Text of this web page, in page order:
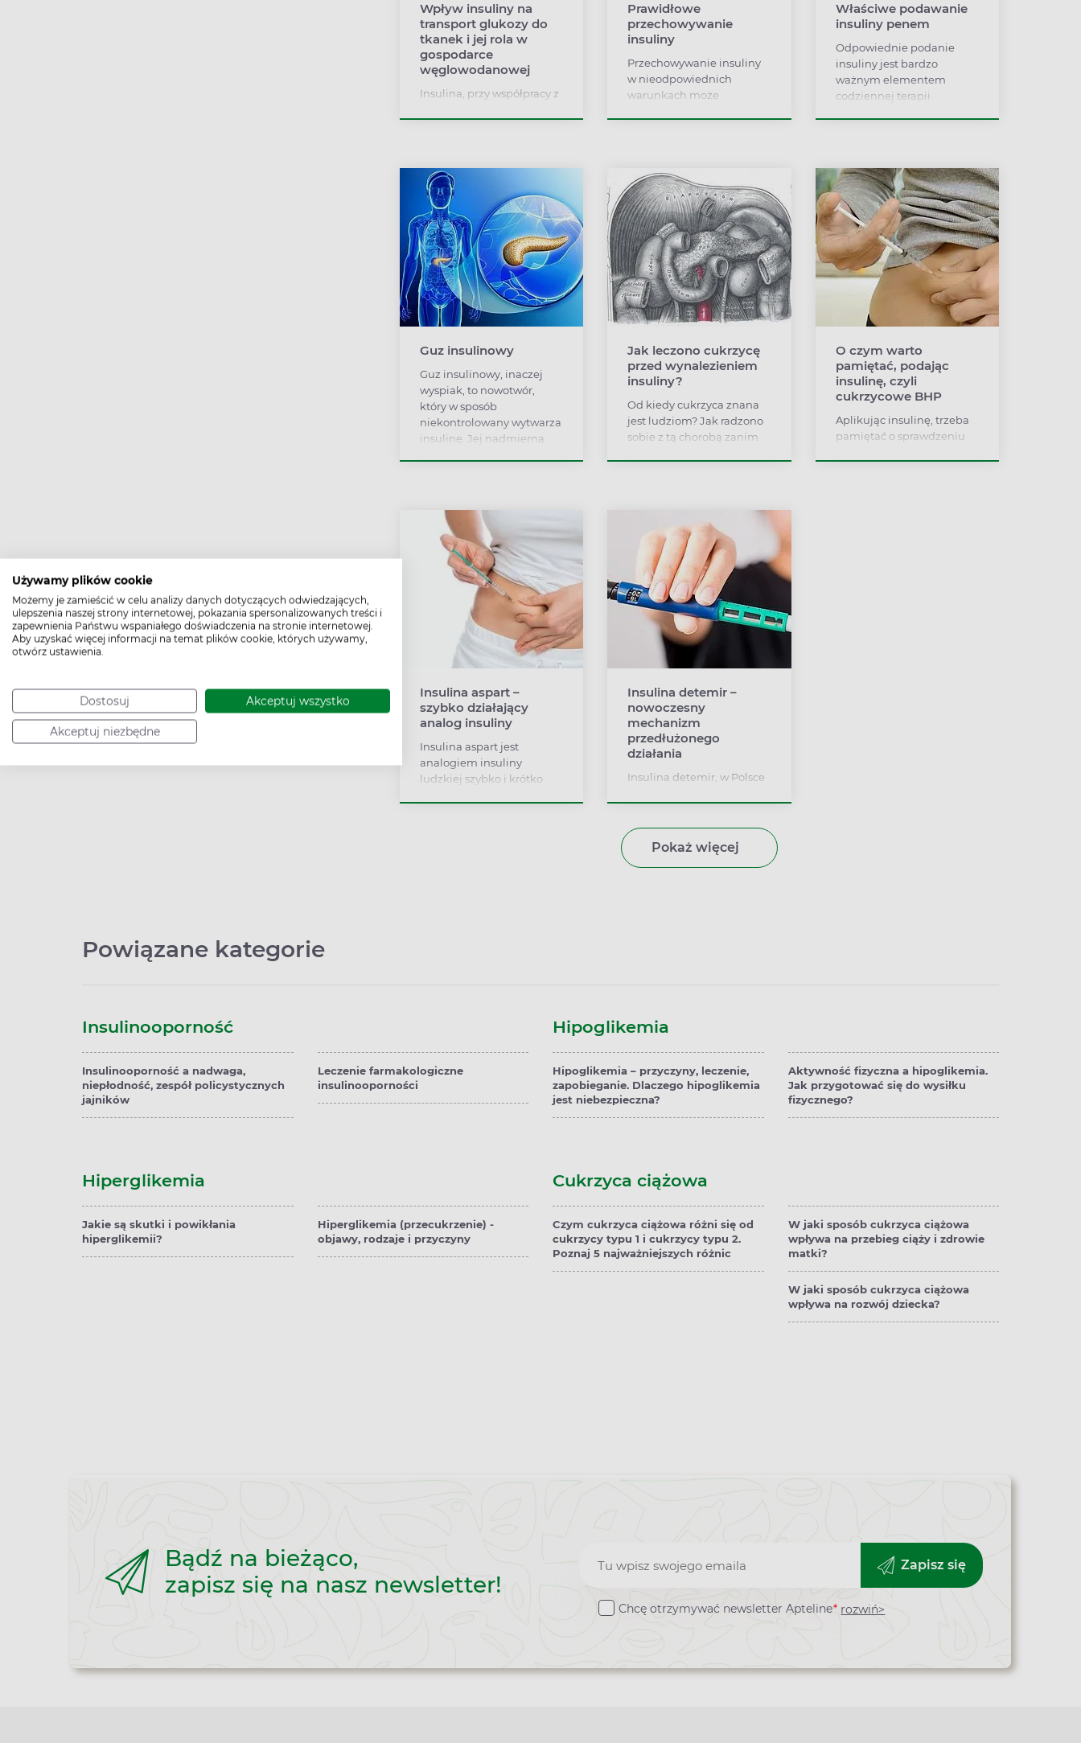
Używamy plików cookie
Możemy je zamieścić w celu analizy danych dotyczących odwiedzających,
ulepszenia naszej strony internetowej, pokazania spersonalizowanych treści i
zapewnienia Państwu wspaniałego doświadczenia na stronie internetowej.
Aby uzyskać więcej informacji na temat plików cookie, których używamy,
otwórz ustawienia.
Dostosuj Akceptuj wszystko
Akceptuj niezbędne
Wpływ insuliny na
transport glukozy do
tkanek i jej rola w
gospodarce
węglowodanowej
Insulina, przy współpracy z
zapewnia odpowiedni
poziom tego cukru. To
proces niezbędny do
prawidłowego
funkcjonowania
wszystkich organów
wewnętrznych, układu
nerwowego i mózgu.
Prawidłowe
przechowywanie
insuliny
Przechowywanie insuliny
w nieodpowiednich
warunkach może
otwarciu opakowania – nie
tylko w domu, ale także w
podróży.
Właściwe podawanie
insuliny penem
Odpowiednie podanie
insuliny jest bardzo
ważnym elementem
codziennej terapii
rodzaju insuliny miejsce
wkłucia i technika podania
hormonu w zależności od
objętości tkanki
podskórnej pacjenta.
Guz insulinowy
Guz insulinowy, inaczej
wyspiak, to nowotwór,
który w sposób
niekontrolowany wytwarza
insulinę. Jej nadmierna
lokalizacją guza
insulinowego jest trzustka,
zaś rozmaite dolegliwości z
nim związane skutecznie
utrudniają diagnozę i
najczęściej wskazują na
choroby nerwowe, np.
padaczkę.
Jak leczono cukrzycę
przed wynalezieniem
insuliny?
Od kiedy cukrzyca znana
jest ludziom? Jak radzono
sobie z tą chorobą zanim
O czym warto
pamiętać, podając
insulinę, czyli
cukrzycowe BHP
Aplikując insulinę, trzeba
pamiętać o sprawdzeniu
Insulina aspart –
szybko działający
analog insuliny
Insulina aspart jest
analogiem insuliny
ludzkiej szybko i krótko
Insulina detemir –
nowoczesny
mechanizm
przedłużonego
działania
Insulina detemir, w Polsce
analogiem insuliny
ludzkiej o długim czasie
działania przeznaczonym
Pokaż więcej
Powiązane kategorie
Insulinooporność
Insulinooporność a nadwaga,
niepłodność, zespół policystycznych
jajników
Leczenie farmakologiczne
insulinooporności
Hipoglikemia
Hipoglikemia – przyczyny, leczenie,
zapobieganie. Dlaczego hipoglikemia
jest niebezpieczna?
Aktywność fizyczna a hipoglikemia.
Jak przygotować się do wysiłku
fizycznego?
Hiperglikemia
Jakie są skutki i powikłania
hiperglikemii?
Hiperglikemia (przecukrzenie) -
objawy, rodzaje i przyczyny
Cukrzyca ciążowa
Czym cukrzyca ciążowa różni się od
cukrzycy typu 1 i cukrzycy typu 2.
Poznaj 5 najważniejszych różnic
W jaki sposób cukrzyca ciążowa
wpływa na przebieg ciąży i zdrowie
matki?
W jaki sposób cukrzyca ciążowa
wpływa na rozwój dziecka?
Bądź na bieżąco,
zapisz się na nasz newsletter!
Zapisz
do
Zapisz się
Chcę otrzymywać newsletter Apteline* rozwiń>